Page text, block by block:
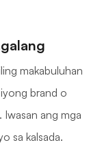
makabuluhan
brand o
ang mga
sa kalsada.